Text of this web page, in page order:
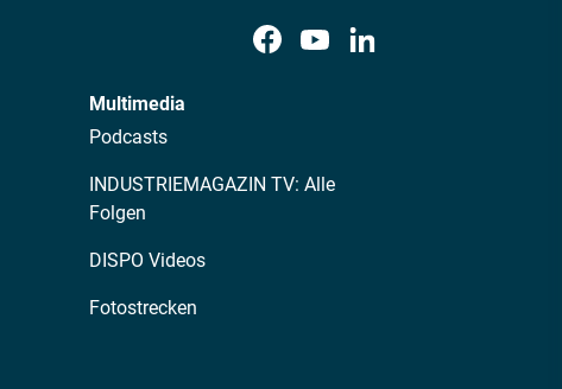
Multimedia
Podcasts
INDUSTRIEMAGAZIN TV: Alle
Folgen
DISPO Videos
Fotostrecken